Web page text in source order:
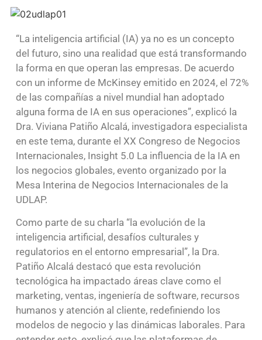
“La inteligencia artificial (IA) ya no es un concepto
del futuro, sino una realidad que está transformando
la forma en que operan las empresas. De acuerdo
con un informe de McKinsey emitido en 2024, el 72%
de las compañías a nivel mundial han adoptado
alguna forma de IA en sus operaciones”, explicó la
Dra. Viviana Patiño Alcalá, investigadora especialista
en este tema, durante el XX Congreso de Negocios
Internacionales, Insight 5.0 La influencia de la IA en
los negocios globales, evento organizado por la
Mesa Interina de Negocios Internacionales de la
UDLAP.
Como parte de su charla “la evolución de la
inteligencia artificial, desafíos culturales y
regulatorios en el entorno empresarial”, la Dra.
Patiño Alcalá destacó que esta revolución
tecnológica ha impactado áreas clave como el
marketing, ventas, ingeniería de software, recursos
humanos y atención al cliente, redefiniendo los
modelos de negocio y las dinámicas laborales. Para